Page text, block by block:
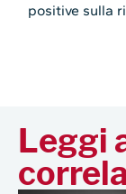
positive sulla
Leggi